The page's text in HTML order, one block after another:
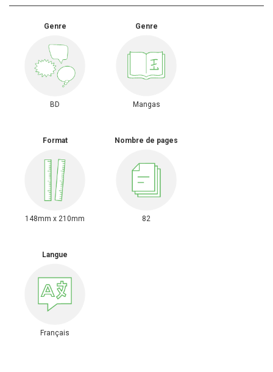
Genre
BD
Genre
Mangas
Format
148mm x 210mm
Nombre de pages
82
Langue
Français